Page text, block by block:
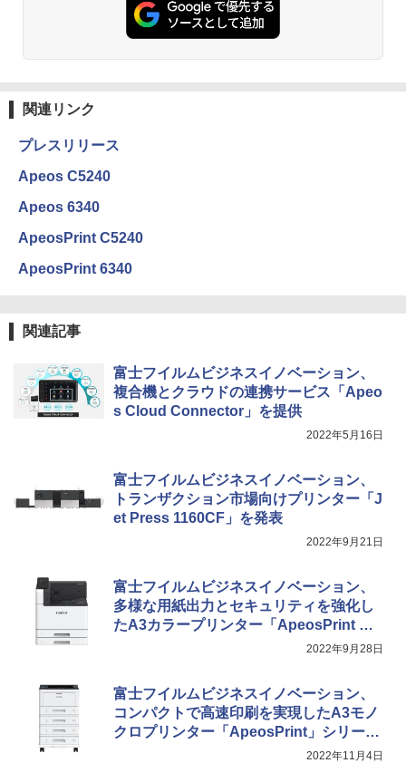
関連リンク
プレスリリース
Apeos C5240
Apeos 6340
ApeosPrint C5240
ApeosPrint 6340
関連記事
富士フイルムビジネスイノベーション、
複合機とクラウドの連携サービス「Apeo
s Cloud Connector」を提供
2022年5月16日
富士フイルムビジネスイノベーション、
トランザクション市場向けプリンター「J
et Press 1160CF」を発表
2022年9月21日
富士フイルムビジネスイノベーション、
多様な用紙出力とセキュリティを強化し
たA3カラープリンター「ApeosPrint C5
2022年9月28日
富士フイルムビジネスイノベーション、
コンパクトで高速印刷を実現したA3モノ
クロプリンター「ApeosPrint」シリーズ
2022年11月4日